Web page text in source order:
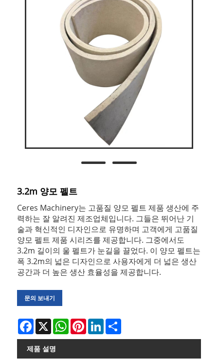
3.2m 양모 펠트
Ceres Machinery는 고품질 양모 펠트 제품 생산에 주
력하는 잘 알려진 제조업체입니다. 그들은 뛰어난 기
술과 혁신적인 디자인으로 유명하며 고객에게 고품질
양모 펠트 제품 시리즈를 제공합니다. 그중에서도
3.2m 길이의 울 펠트가 눈길을 끌었다. 이 양모 펠트는
폭 3.2m의 넓은 디자인으로 사용자에게 더 넓은 생산
공간과 더 높은 생산 효율성을 제공합니다.
문의 보내기
Facebook
X WhatsAppPinterestLinkedIn
제품 설명